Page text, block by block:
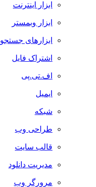
ابزار اینترنت
ابزار وبمستر
ابزارهای جستجو
اشتراک فایل
اف.تی.پی
ایمیل
شبکه
طراحی وب
قالب سایت
مدیریت دانلود
مرورگر وب